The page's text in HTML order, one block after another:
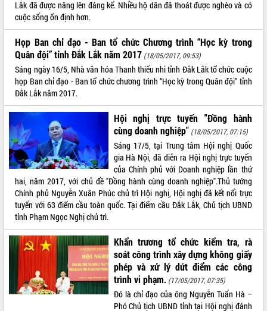
Hòn Yến phát triển du lịch gắn với bảo
tồn biển
Lấy ý kiến điều chỉnh Quy hoạch tỉnh
Đắk Lắk thời kỳ 2021-2030, tầm nhìn
đến năm 2050
Phát động chiến dịch 30 ngày đêm
giải phóng mặt bằng Tuyến đường bộ
ven biển
Đắk Lắk nỗ lực thúc đẩy tăng trưởng
kinh tế từ 10% trở lên trong Quý
II/2026
Đắk Lắk ký kết thỏa thuận hợp tác về
chuyển đổi số giai đoạn 2026 – 2030
với Tập đoàn Bưu chính Viễn thông
Việt Nam
Thứ trưởng Bộ Y tế làm việc với tỉnh
Đắk Lắk về phát triển nhân lực y tế
cho trạm y tế cấp xã
Du lịch Đắk Lắk nâng tầm trải nghiệm
du khách thông qua Hệ thống cơ sở dữ
liệu và Bản đồ số
Tập huấn ứng dụng trí tuệ nhân tạo (AI)
trong thương mại điện tử năm 2026
Đoàn đại biểu Quốc hội tỉnh Đắk Lắk
Lắk đã được nâng lên đáng kể. Nhiều hộ dân đã thoát được nghèo và có
cuộc sống ổn định hơn.
Họp Ban chỉ đạo - Ban tổ chức Chương trình “Học kỳ trong
Quân đội” tỉnh Đắk Lắk năm 2017 (18/05/2017, 09:53)
Sáng ngày 16/5, Nhà văn hóa Thanh thiếu nhi tỉnh Đắk Lắk tổ chức cuộc
họp Ban chỉ đạo - Ban tổ chức chương trình “Học kỳ trong Quân đội” tỉnh
Đắk Lắk năm 2017.
Hội nghị trực tuyến "Đồng hành
cùng doanh nghiệp" (18/05/2017, 07:15)
Sáng 17/5, tại Trung tâm Hội nghị Quốc
gia Hà Nội, đã diễn ra Hội nghị trực tuyến
của Chính phủ với Doanh nghiệp lần thứ
hai, năm 2017, với chủ đề "Đồng hành cùng doanh nghiệp".Thủ tướng
Chính phủ Nguyễn Xuân Phúc chủ trì Hội nghị, Hội nghị đã kết nối trực
tuyến với 63 điểm cầu toàn quốc. Tại điểm cầu Đắk Lắk, Chủ tịch UBND
tỉnh Phạm Ngọc Nghị chủ trì.
Khẩn trương tổ chức kiểm tra, rà
soát công trình xây dựng không giấy
phép và xử lý dứt điểm các công
trình vi phạm. (17/05/2017, 07:35)
Đó là chỉ đạo của ông Nguyễn Tuấn Hà –
Phó Chủ tịch UBND tỉnh tại Hội nghị đánh